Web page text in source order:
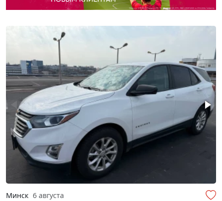
Минск 6 августа